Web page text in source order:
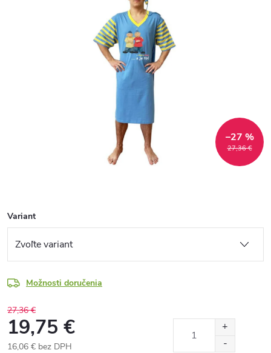
27,36 €
–27 %
Variant
Možnosti doručenia
27,36 €
19,75 €
16,06 € bez DPH